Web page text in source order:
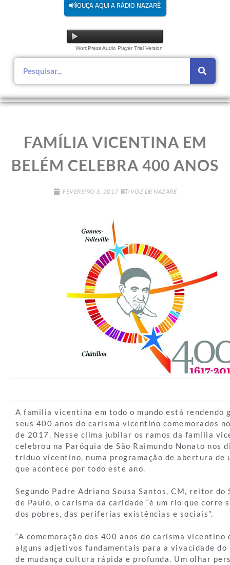
OUÇA AQUI A RÁDIO NAZARÉ
WordPress Audio Player Trial Version
FAMÍLIA VICENTINA EM
BELÉM CELEBRA 400 ANOS
FEVEREIRO 3, 2017 VOZ DE NAZARÉ
A familia vicentina em todo o mundo está rendendo
seus 400 anos do carisma vicentino comemorados
de 2017. Nesse clima jubilar os ramos da família
celebrou na Paróquia de São Raimundo Nonato nos
tríduo vicentino, numa programação de abertura de
que acontece por todo este ano.
Segundo Padre Adriano Sousa Santos, CM, reitor do
de Paulo, o carisma da caridade “é um rio que corre
dos pobres, das periferias existências e sociais”.
“A comemoração dos 400 anos do carisma vicentino
alguns adjetivos fundamentais para a vivacidade do
de mudança cultura rápida e profunda. Um olhar